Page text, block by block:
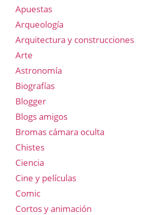
Apuestas
Arqueología
Arquitectura y construcciones
Arte
Astronomía
Biografías
Blogger
Blogs amigos
Bromas cámara oculta
Chistes
Ciencia
Cine y películas
Comic
Cortos y animación